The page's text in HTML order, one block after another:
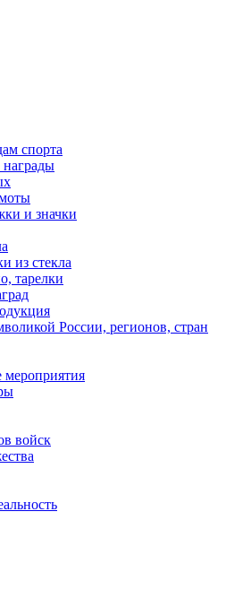
спорта
и значки
из стекла
тарелки
России, регионов, стран
войск